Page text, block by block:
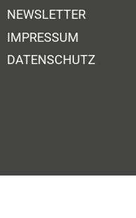
NEWSLETTER
IMPRESSUM
DATENSCHUTZ